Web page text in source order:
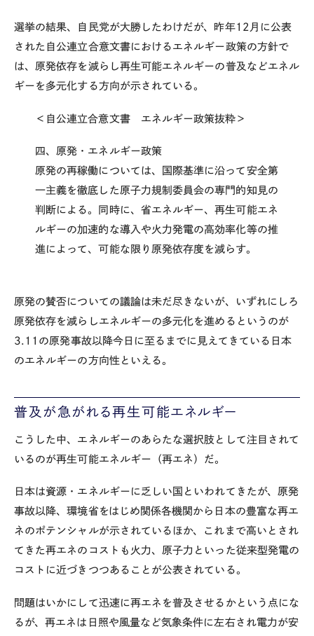
選挙の結果、自民党が大勝したわけだが、昨年12月に公表
された自公連立合意文書におけるエネルギー政策の方針で
は、原発依存を減らし再生可能エネルギーの普及などエネル
ギーを多元化する方向が示されている。
＜自公連立合意文書 エネルギー政策抜粋＞
四、原発・エネルギー政策
原発の再稼働については、国際基準に沿って安全第
一主義を徹底した原子力規制委員会の専門的知見の
判断による。同時に、省エネルギー、再生可能エネ
ルギーの加速的な導入や火力発電の高効率化等の推
進によって、可能な限り原発依存度を減らす。
原発の賛否についての議論は未だ尽きないが、いずれにしろ
原発依存を減らしエネルギーの多元化を進めるというのが
3.11の原発事故以降今日に至るまでに見えてきている日本
のエネルギーの方向性といえる。
普及が急がれる再生可能エネルギー
こうした中、エネルギーのあらたな選択肢として注目されて
いるのが再生可能エネルギー（再エネ）だ。
日本は資源・エネルギーに乏しい国といわれてきたが、原発
事故以降、環境省をはじめ関係各機関から日本の豊富な再エ
ネのポテンシャルが示されているほか、これまで高いとされ
てきた再エネのコストも火力、原子力といった従来型発電の
コストに近づきつつあることが公表されている。
問題はいかにして迅速に再エネを普及させるかという点にな
るが、再エネは日照や風量など気象条件に左右され電力が安